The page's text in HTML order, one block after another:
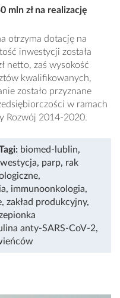
mln zł na realizację
otrzyma dotację na
inwestycji została
netto, zaś wysokość
kwalifikowanych,
zostało przyznane
w ramach
Rozwój 2014-2020.
biomed-lublin,
, parp, rak
,
, immunoonkologia,
, zakład produkcyjny,
anty-SARS-CoV-2,